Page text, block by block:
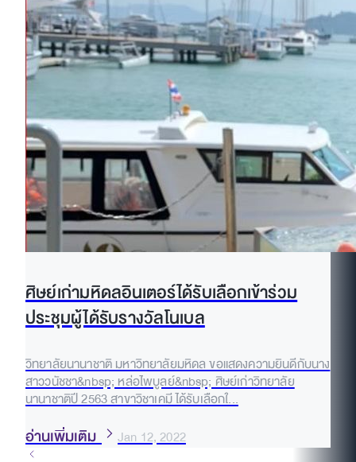
ศิษย์เก่ามหิดลอินเตอร์ได้รับเลือกเข้าร่วม
ประชุมผู้ได้รับรางวัลโนเบล
วิทยาลัยนานาชาติ มหาวิทยาลัยมหิดล ขอแสดงความยินดีกับนาง
สาววนัชชา&nbsp; หล่อไพบูลย์&nbsp; ศิษย์เก่าวิทยาลัย
นานาชาติปี 2563 สาขาวิชาเคมี ได้รับเลือกใ...
อ่านเพิ่มเติม Jan 12, 2022